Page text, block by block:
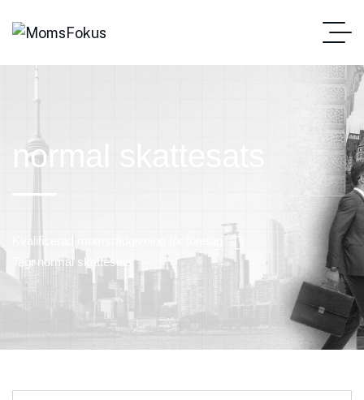
normal skattesats
Kvalificerad momsrådgivning för företag
Tag: normal skattesats